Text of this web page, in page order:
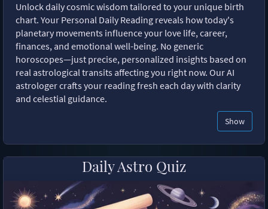
Unlock daily cosmic wisdom tailored to your unique birth
chart. Your Personal Daily Reading reveals how today's
planetary movements influence your love life, career,
finances, and emotional well-being. No generic
horoscopes—just precise, personalized insights based on
real astrological transits affecting you right now. Our AI
astrologer crafts your reading fresh each day with clarity
and celestial guidance.
Show
Daily Astro Quiz